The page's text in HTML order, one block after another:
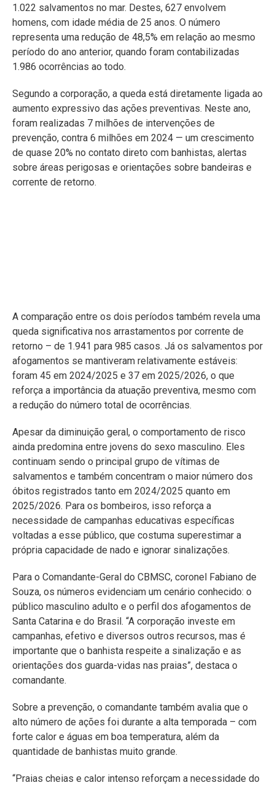
1.022 salvamentos no mar. Destes, 627 envolvem
homens, com idade média de 25 anos. O número
representa uma redução de 48,5% em relação ao mesmo
período do ano anterior, quando foram contabilizadas
1.986 ocorrências ao todo.
Segundo a corporação, a queda está diretamente ligada ao
aumento expressivo das ações preventivas. Neste ano,
foram realizadas 7 milhões de intervenções de
prevenção, contra 6 milhões em 2024 — um crescimento
de quase 20% no contato direto com banhistas, alertas
sobre áreas perigosas e orientações sobre bandeiras e
corrente de retorno.
A comparação entre os dois períodos também revela uma
queda significativa nos arrastamentos por corrente de
retorno – de 1.941 para 985 casos. Já os salvamentos por
afogamentos se mantiveram relativamente estáveis:
foram 45 em 2024/2025 e 37 em 2025/2026, o que
reforça a importância da atuação preventiva, mesmo com
a redução do número total de ocorrências.
Apesar da diminuição geral, o comportamento de risco
ainda predomina entre jovens do sexo masculino. Eles
continuam sendo o principal grupo de vítimas de
salvamentos e também concentram o maior número dos
óbitos registrados tanto em 2024/2025 quanto em
2025/2026. Para os bombeiros, isso reforça a
necessidade de campanhas educativas específicas
voltadas a esse público, que costuma superestimar a
própria capacidade de nado e ignorar sinalizações.
Para o Comandante-Geral do CBMSC, coronel Fabiano de
Souza, os números evidenciam um cenário conhecido: o
público masculino adulto e o perfil dos afogamentos de
Santa Catarina e do Brasil. “A corporação investe em
campanhas, efetivo e diversos outros recursos, mas é
importante que o banhista respeite a sinalização e as
orientações dos guarda-vidas nas praias”, destaca o
comandante.
Sobre a prevenção, o comandante também avalia que o
alto número de ações foi durante a alta temporada – com
forte calor e águas em boa temperatura, além da
quantidade de banhistas muito grande.
“Praias cheias e calor intenso reforçam a necessidade do